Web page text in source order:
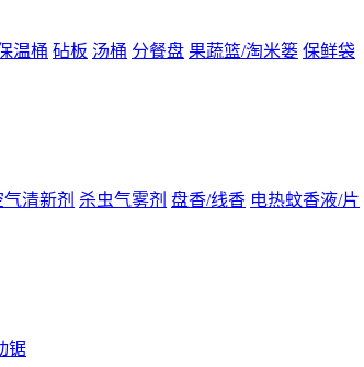
温桶 砧板 汤桶 分餐盘 果蔬篮/淘米篓 保鲜袋
气清新剂 杀虫气雾剂 盘香/线香 电热蚊香液/片
锯